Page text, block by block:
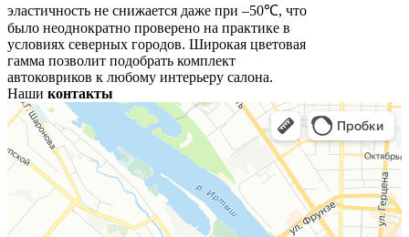
эластичность не снижается даже при –50℃, что
было неоднократно проверено на практике в
условиях северных городов. Широкая цветовая
гамма позволит подобрать комплект
автоковриков к любому интерьеру салона.
Наши контакты